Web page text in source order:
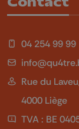
04 254 99 99
Rue du
4000 Liège
TVA : BE